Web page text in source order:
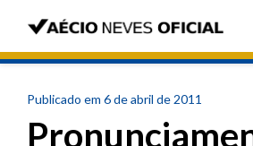
Publicado em 6 de abril de 2011